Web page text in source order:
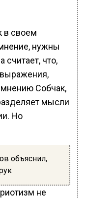
в своем
нужны
считает, что,
Собчак,
мысли
Но
объяснил,
не